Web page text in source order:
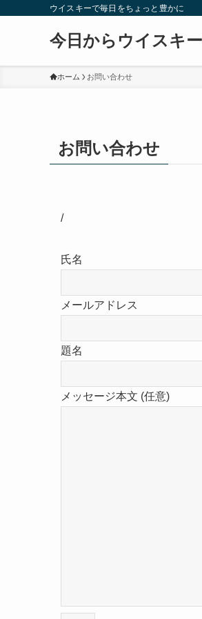
ウイスキーで毎日をちょっと豊かに
今日からウイスキ
ホーム お問い合わせ
お問い合わせ
/
氏名
メールアドレス
題名
メッセージ本文 (任意)